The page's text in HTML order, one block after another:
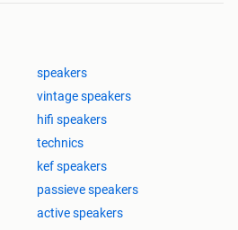
speakers
vintage speakers
hifi speakers
technics
kef speakers
passieve speakers
active speakers